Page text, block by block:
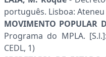
português. Lisboa:
MOVIMENTO POPULAR
Programa do MPLA.
CEDL, 1)